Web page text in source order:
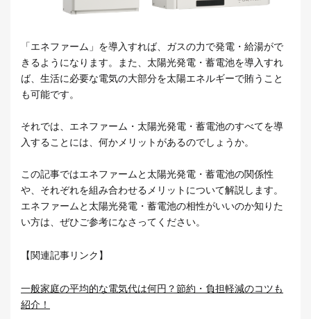
「エネファーム」を導入すれば、ガスの力で発電・給湯がで
きるようになります。また、太陽光発電・蓄電池を導入すれ
ば、生活に必要な電気の大部分を太陽エネルギーで賄うこと
も可能です。
それでは、エネファーム・太陽光発電・蓄電池のすべてを導
入することには、何かメリットがあるのでしょうか。
この記事ではエネファームと太陽光発電・蓄電池の関係性
や、それぞれを組み合わせるメリットについて解説します。
エネファームと太陽光発電・蓄電池の相性がいいのか知りた
い方は、ぜひご参考になさってください。
【関連記事リンク】
一般家庭の平均的な電気代は何円？節約・負担軽減のコツも
紹介！